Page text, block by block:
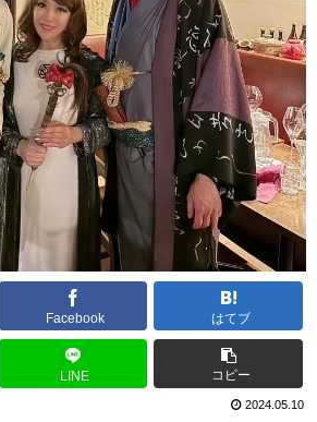
Facebook はてブ
LINE コピー
2024.05.10